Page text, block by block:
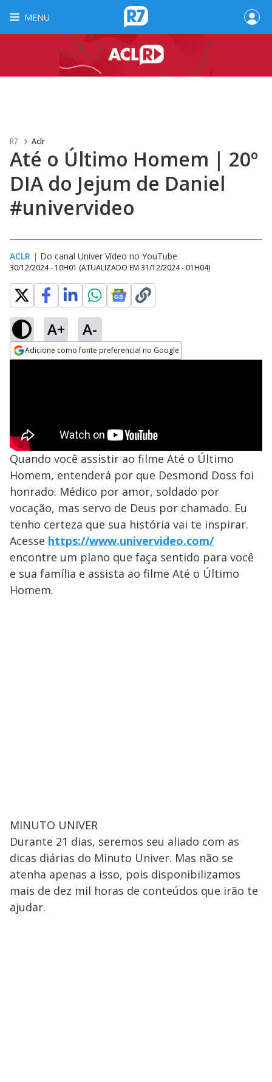
MENU
R7 Aclr
Até o Último Homem | 20º
DIA do Jejum de Daniel
#univervideo
ACLR | Do canal Univer Vídeo no YouTube
30/12/2024 - 10H01 (ATUALIZADO EM 31/12/2024 - 01H04)
A+ A-
Adicione como fonte preferencial no Google
Quando você assistir ao filme Até o Último
Homem, entenderá por que Desmond Doss foi
honrado. Médico por amor, soldado por
vocação, mas servo de Deus por chamado. Eu
tenho certeza que sua história vai te inspirar.
Acesse https://www.univervideo.com/
encontre um plano que faça sentido para você
e sua família e assista ao filme Até o Último
Homem.
MINUTO UNIVER
Durante 21 dias, seremos seu aliado com as
dicas diárias do Minuto Univer. Mas não se
atenha apenas a isso, pois disponibilizamos
mais de dez mil horas de conteúdos que irão te
ajudar.